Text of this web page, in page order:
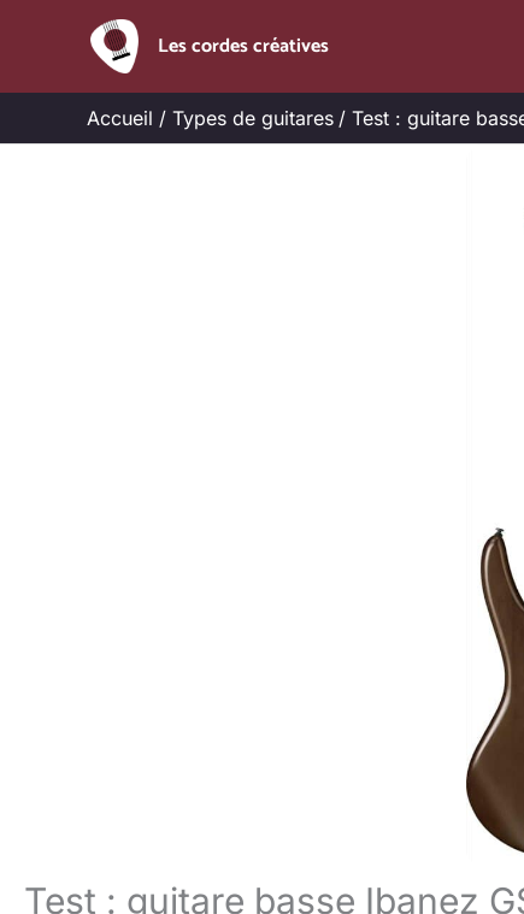
Les cordes créatives
Accueil Types de guitares Test : guitare
Test : guitare basse Ibanez